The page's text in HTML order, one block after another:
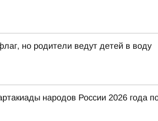
но родители ведут детей в воду
народов России 2026 года